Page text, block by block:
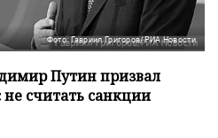
Фото: Гавриил Григоров/РИА Новости
Путин призвал
считать санкции